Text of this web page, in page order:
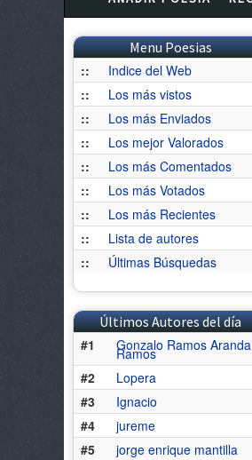
Menu Poesias
::
Indice del Web
::
Los más vistos
::
Los más Enviados
::
Los mejor Valorados
::
Los más Comentados
::
Los más Votados
::
Los más Recientes
::
Lista de autores
::
Últimas Búsquedas
Últimos Autores del día
#1
Gonzalo Ramos Aranda
Ramos
#2
Lopera
#3
Ignacio
#4
jureme
#5
jorge enrique mantilla